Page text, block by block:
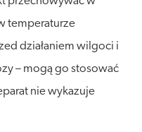
temperaturze
działaniem wilgoci i
– mogą go stosować
nie wykazuje